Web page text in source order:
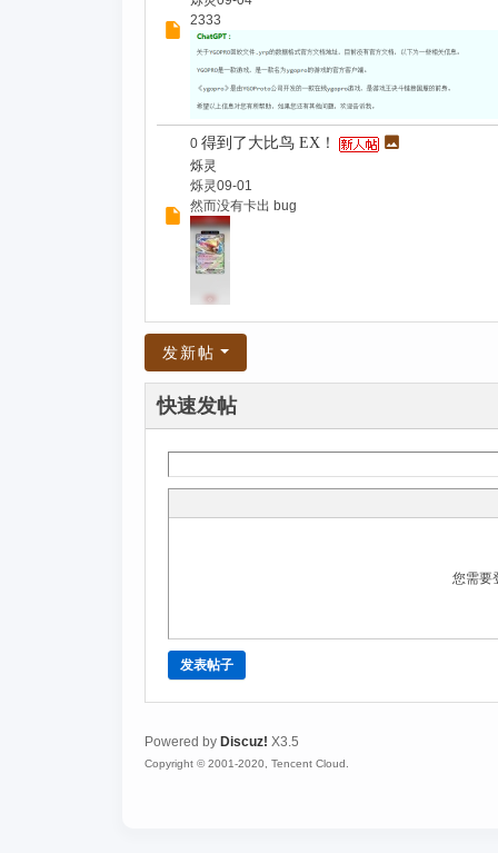
2333
0 得到了大比鸟 EX！
烁灵
烁灵09-01
然而没有卡出 bug
发新帖
快速发帖
您需要
发表帖子
Powered by Discuz! X3.5
Copyright © 2001-2020, Tencent Cloud.